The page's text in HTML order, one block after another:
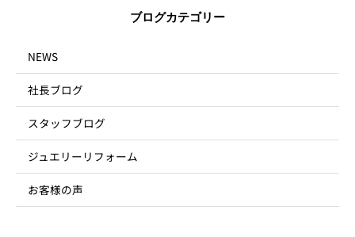
ブログカテゴリー
NEWS
社長ブログ
スタッフブログ
ジュエリーリフォーム
お客様の声